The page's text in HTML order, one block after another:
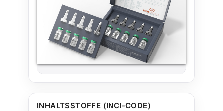
INHALTSSTOFFE (INCI-CODE)